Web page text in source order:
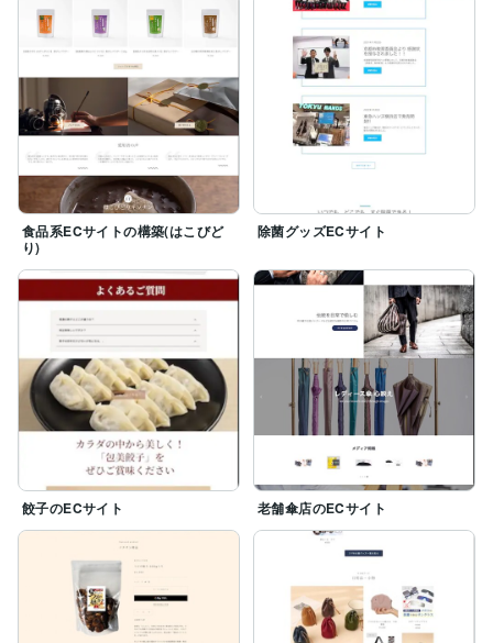
食品系ECサイトの構築(はこびど
り)
除菌グッズECサイト
餃子のECサイト 老舗傘店のECサイト